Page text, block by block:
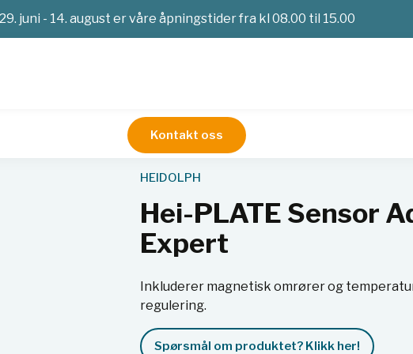
29. juni - 14. august er våre åpningstider fra kl 08.00 til 15.00
Kontakt oss
Magnetrører Hei-PLATE Sensor Advanced Package Expert
HEIDOLPH
Hei-PLATE Sensor
Expert
Inkluderer magnetisk omrører og
regulering.
Spørsmål om produktet? Klikk her!